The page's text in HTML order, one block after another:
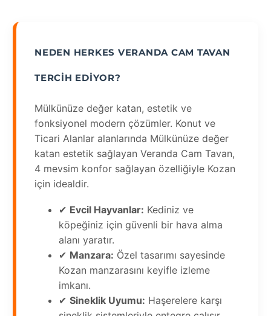
NEDEN HERKES VERANDA CAM TAVAN
TERCIH EDIYOR?
Mülkünüze değer katan, estetik ve
fonksiyonel modern çözümler. Konut ve
Ticari Alanlar alanlarında Mülkünüze değer
katan estetik sağlayan Veranda Cam Tavan,
4 mevsim konfor sağlayan özelliğiyle Kozan
için idealdir.
✔ Evcil Hayvanlar: Kediniz ve
köpeğiniz için güvenli bir hava alma
alanı yaratır.
✔ Manzara: Özel tasarımı sayesinde
Kozan manzarasını keyifle izleme
imkanı.
✔ Sineklik Uyumu: Haşerelere karşı